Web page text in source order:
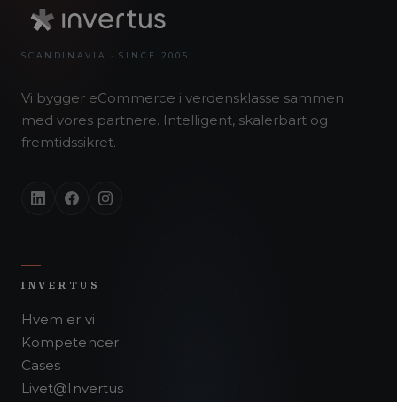
SCANDINAVIA · SINCE 2005
Vi bygger eCommerce i verdensklasse sammen
med vores partnere. Intelligent, skalerbart og
fremtidssikret.
INVERTUS
Hvem er vi
Kompetencer
Cases
Livet@Invertus